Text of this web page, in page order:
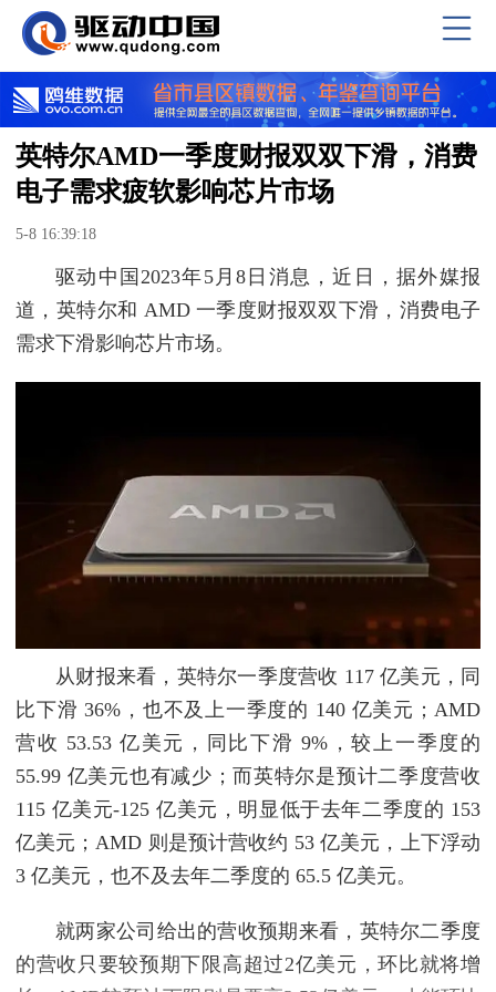
英特尔AMD一季度财报双双下滑，消费
电子需求疲软影响芯片市场
5-8 16:39:18
驱动中国2023年5月8日消息，近日，据外媒报
道，英特尔和 AMD 一季度财报双双下滑，消费电子
需求下滑影响芯片市场。
从财报来看，英特尔一季度营收 117 亿美元，同
比下滑 36%，也不及上一季度的 140 亿美元；AMD
营收 53.53 亿美元，同比下滑 9%，较上一季度的
55.99 亿美元也有减少；而英特尔是预计二季度营收
115 亿美元-125 亿美元，明显低于去年二季度的 153
亿美元；AMD 则是预计营收约 53 亿美元，上下浮动
3 亿美元，也不及去年二季度的 65.5 亿美元。
就两家公司给出的营收预期来看，英特尔二季度
的营收只要较预期下限高超过2亿美元，环比就将增